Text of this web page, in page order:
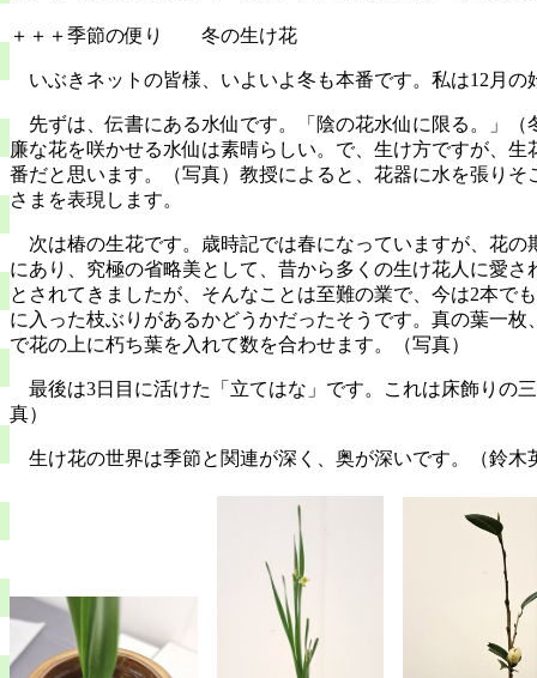
＋＋＋季節の便り 冬の生け花
いぶきネットの皆様、いよいよ冬も本番です。私は12 月の
先ずは、伝書にある水仙です。「陰の花水仙に限る。」
廉な花を咲かせる水仙は素晴らしい。で、生け方ですが、
番だと思います。（写真）教授によると、花器に水を張り
さまを表現します。
次は椿の生花です。歳時記では春になっていますが、花
にあり、究極の省略美として、昔から多くの生け花人に愛さ
とされてきましたが、そんなことは至難の業で、今は2本で
に入った枝ぶりがあるかどうかだったそうです。 真の葉一枚
で花の上に朽ち葉を入れて数を合わせます。（写真）
最後は3日目に活けた「立てはな」です。これは床飾りの
真）
生け花の世界は季節と関連が深く、奥が深いです。（鈴木